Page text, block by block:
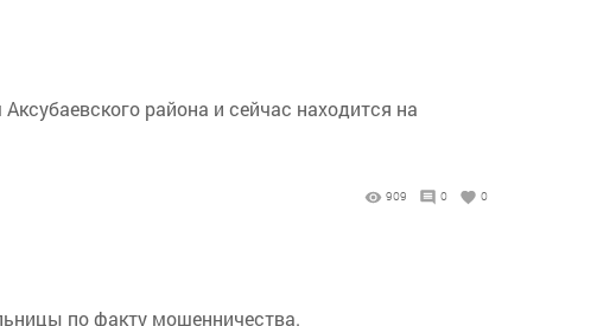
района и сейчас находится на
909 0 0
по факту мошенничества.